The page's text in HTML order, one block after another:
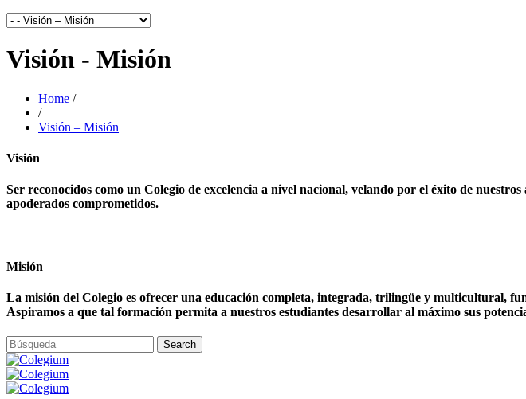
Visión - Misión
Home /
/
Visión – Misión
Visión
Ser reconocidos como un Colegio de excelencia a nivel nacional, velando por el éxito de
apoderados comprometidos.
Misión
La misión del Colegio es ofrecer una educación completa, integrada, trilingüe y multicultural,
Aspiramos a que tal formación permita a nuestros estudiantes desarrollar al máximo sus